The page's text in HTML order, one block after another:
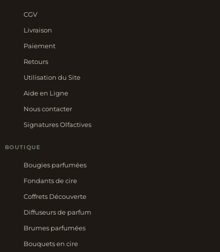
CGV
Livraison
Paiement
Retours
Utilisation du Site
Aide en Ligne
Nous contacter
Signatures Olfactives
BOUTIQUE
Bougies parfumées
Fondants de cire
Coffrets Découverte
Diffuseurs de parfum
Brumes parfumées
Bouquets en cire